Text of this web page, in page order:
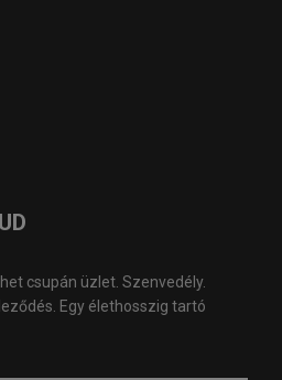
csupán üzlet. Szenvedély.
Egy élethosszig tartó